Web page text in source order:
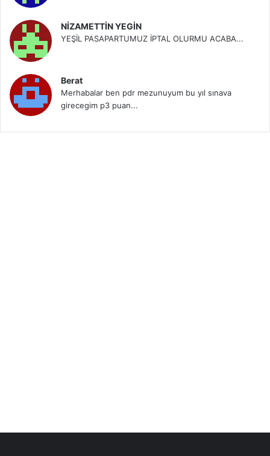
NİZAMETTİN YEGİN
YEŞİL PASAPARTUMUZ İPTAL OLURMU ACABA...
Berat
Merhabalar ben pdr mezunuyum bu yıl sınava
girecegim p3 puan...